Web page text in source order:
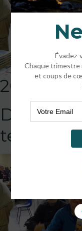
DEFAULT